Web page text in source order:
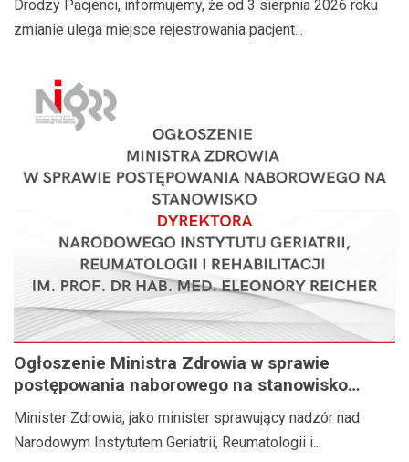
Drodzy Pacjenci, informujemy, że od 3 sierpnia 2026 roku
zmianie ulega miejsce rejestrowania pacjent...
Ogłoszenie Ministra Zdrowia w sprawie
postępowania naborowego na stanowisko
Dyrektora Narodowego Instytutu Geriatrii,
Reumatologii i Rehabilitacji im. prof. dr hab.
med. Eleonory Reicher
Minister Zdrowia, jako minister sprawujący nadzór nad
Narodowym Instytutem Geriatrii, Reumatologii i...